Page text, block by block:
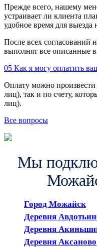
Прежде всего, нашему
устраивает ли клиента
удобное время для
После всех
выполнят все описанные
05 Как я могу оплатить
Оплату можно
лиц), так и по счету,
лиц).
Все вопросы
Мы
Город Можайск
Деревня
Деревня
Деревня Аксаново